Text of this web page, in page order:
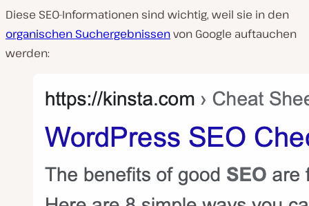
Diese SEO-Informationen sind wichtig, weil sie in den
organischen Suchergebnissenvon Google auftauchen
werden: